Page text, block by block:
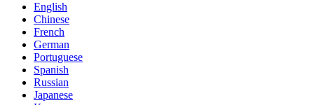
English
Chinese
French
German
Portuguese
Spanish
Russian
Japanese